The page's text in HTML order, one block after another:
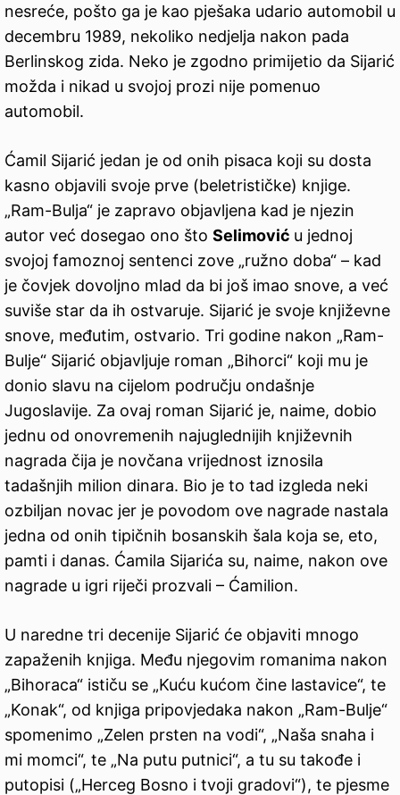
nesreće, pošto ga je kao pješaka udario automobil u
decembru 1989, nekoliko nedjelja nakon pada
Berlinskog zida. Neko je zgodno primijetio da Sijarić
možda i nikad u svojoj prozi nije pomenuo
automobil.
Ćamil Sijarić jedan je od onih pisaca koji su dosta
kasno objavili svoje prve (beletrističke) knjige.
„Ram-Bulja“ je zapravo objavljena kad je njezin
autor već dosegao ono što Selimović u jednoj
svojoj famoznoj sentenci zove „ružno doba“ – kad
je čovjek dovoljno mlad da bi još imao snove, a već
suviše star da ih ostvaruje. Sijarić je svoje književne
snove, međutim, ostvario. Tri godine nakon „Ram-
Bulje“ Sijarić objavljuje roman „Bihorci“ koji mu je
donio slavu na cijelom području ondašnje
Jugoslavije. Za ovaj roman Sijarić je, naime, dobio
jednu od onovremenih najuglednijih književnih
nagrada čija je novčana vrijednost iznosila
tadašnjih milion dinara. Bio je to tad izgleda neki
ozbiljan novac jer je povodom ove nagrade nastala
jedna od onih tipičnih bosanskih šala koja se, eto,
pamti i danas. Ćamila Sijarića su, naime, nakon ove
nagrade u igri riječi prozvali – Ćamilion.
U naredne tri decenije Sijarić će objaviti mnogo
zapaženih knjiga. Među njegovim romanima nakon
„Bihoraca“ ističu se „Kuću kućom čine lastavice“, te
„Konak“, od knjiga pripovjedaka nakon „Ram-Bulje“
spomenimo „Zelen prsten na vodi“, „Naša snaha i
mi momci“, te „Na putu putnici“, a tu su takođe i
putopisi („Herceg Bosno i tvoji gradovi“), te pjesme